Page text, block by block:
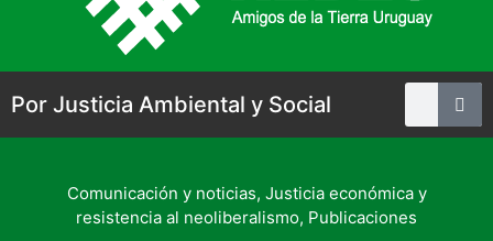
Por Justicia Ambiental y Social
Comunicación y noticias, Justicia económica y
resistencia al neoliberalismo, Publicaciones